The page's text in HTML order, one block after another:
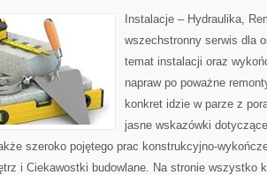
Instalacje – Hydraulika,
wszechstronny serwis dla
temat instalacji oraz
napraw po poważne
konkret idzie w parze z
jasne wskazówki
szeroko pojętego prac konstrukcyjno-
i Ciekawostki budowlane. Na stronie wszystko